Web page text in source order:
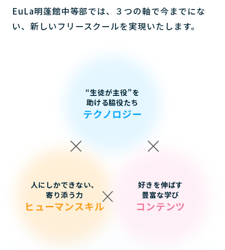
EuLa明蓬館中等部では、３つの軸で今までにな
い、新しいフリースクールを実現いたします。
“生徒が主役”を
助ける脇役たち
テクノロジー
人にしかできない、
寄り添う力
ヒューマンスキル
好きを伸ばす
豊富な学び
コンテンツ